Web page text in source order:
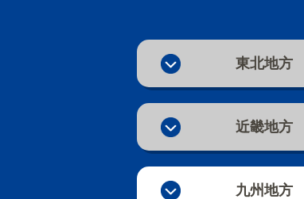
東北地方
近畿地方
九州地方